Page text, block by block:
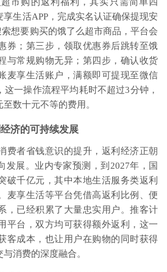
生活APP，完成实名认证确保提现安
想要购买的饿了么超市商品，平台会
券；第三步，领取优惠券后跳转至饿
与常规购物无异；第四步，确认收货
麦享生活账户，满额即可提现至微信
一操作流程平均耗时不超过3分钟，
数十元不等的费用。
济的可持续发展
费者省钱意识的提升，返利经济正朝
发展。业内专家预测，到2027年，国
破千亿元，其中本地生活服务类返利
麦享生活等平台凭借高返利比例、便
，已经积累了大量忠实用户。推客计
平台，双方均可获得额外返利，这一
客成本，也让用户在购物的同时获得
消费的深度融合。